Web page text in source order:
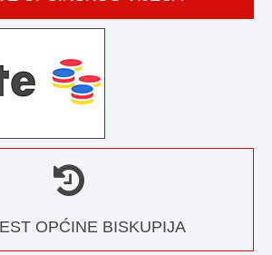
OPĆINE BISKUPIJA